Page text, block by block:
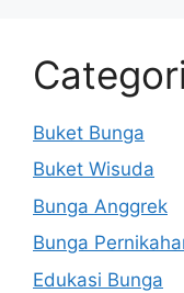
Buket Bunga
Buket Wisuda
Bunga Anggrek
Bunga
Edukasi Bunga